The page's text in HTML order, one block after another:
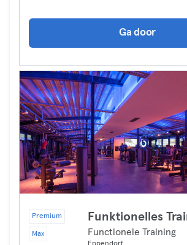
Ga door
Premium
Max
Funktionelles
Functionele Training